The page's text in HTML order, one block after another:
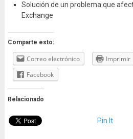
Solución de un problema que
Exchange
Comparte esto:
Correo electrónico Imprimir
Facebook
Relacionado
Pin It